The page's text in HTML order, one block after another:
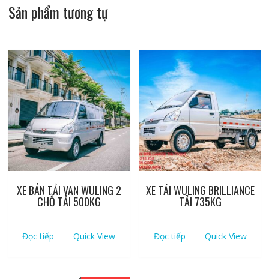
Sản phẩm tương tự
XE BÁN TẢI VAN WULING 2
CHỖ TẢI 500KG
Đọc tiếp Quick View
XE TẢI WULING BRILLIANCE
TẢI 735KG
Đọc tiếp Quick View